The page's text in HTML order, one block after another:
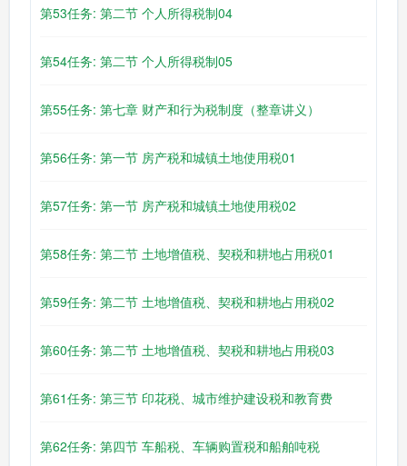
第53任务: 第二节 个人所得税制04
第54任务: 第二节 个人所得税制05
第55任务: 第七章 财产和行为税制度（整章讲义）
第56任务: 第一节 房产税和城镇土地使用税01
第57任务: 第一节 房产税和城镇土地使用税02
第58任务: 第二节 土地增值税、契税和耕地占用税01
第59任务: 第二节 土地增值税、契税和耕地占用税02
第60任务: 第二节 土地增值税、契税和耕地占用税03
第61任务: 第三节 印花税、城市维护建设税和教育费
第62任务: 第四节 车船税、车辆购置税和船舶吨税